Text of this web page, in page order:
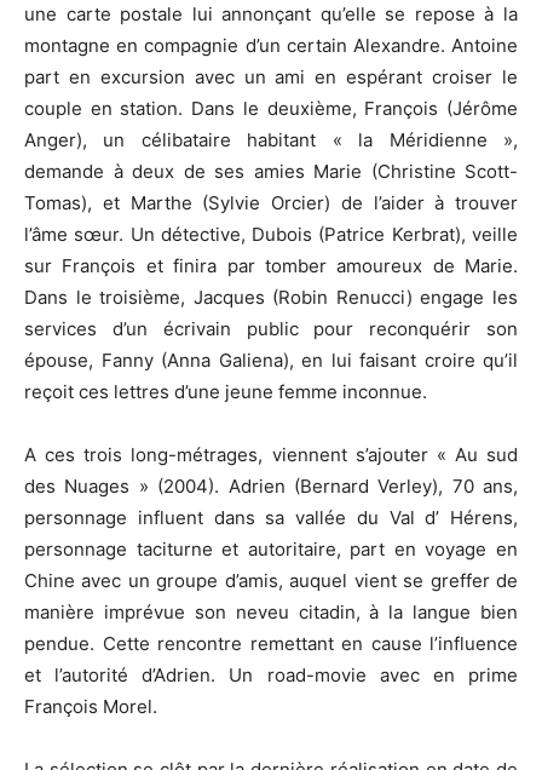
une carte postale lui annonçant qu’elle se repose à la
montagne en compagnie d’un certain Alexandre. Antoine
part en excursion avec un ami en espérant croiser le
couple en station. Dans le deuxième, François (Jérôme
Anger), un célibataire habitant « la Méridienne »,
demande à deux de ses amies Marie (Christine Scott-
Tomas), et Marthe (Sylvie Orcier) de l’aider à trouver
l’âme sœur. Un détective, Dubois (Patrice Kerbrat), veille
sur François et finira par tomber amoureux de Marie.
Dans le troisième, Jacques (Robin Renucci) engage les
services d’un écrivain public pour reconquérir son
épouse, Fanny (Anna Galiena), en lui faisant croire qu’il
reçoit ces lettres d’une jeune femme inconnue.
A ces trois long-métrages, viennent s’ajouter « Au sud
des Nuages » (2004). Adrien (Bernard Verley), 70 ans,
personnage influent dans sa vallée du Val d’ Hérens,
personnage taciturne et autoritaire, part en voyage en
Chine avec un groupe d’amis, auquel vient se greffer de
manière imprévue son neveu citadin, à la langue bien
pendue. Cette rencontre remettant en cause l’influence
et l’autorité d’Adrien. Un road-movie avec en prime
François Morel.